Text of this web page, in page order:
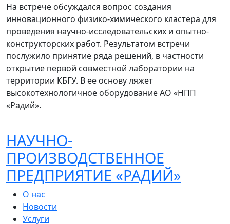
На встрече обсуждался вопрос создания
инновационного физико-химического кластера для
проведения научно-исследовательских и опытно-
конструкторских работ. Результатом встречи
послужило принятие ряда решений, в частности
открытие первой совместной лаборатории на
территории КБГУ. В ее основу ляжет
высокотехнологичное оборудование АО «НПП
«Радий».
НАУЧНО-
ПРОИЗВОДСТВЕННОЕ
ПРЕДПРИЯТИЕ «РАДИЙ»
О нас
Новости
Услуги